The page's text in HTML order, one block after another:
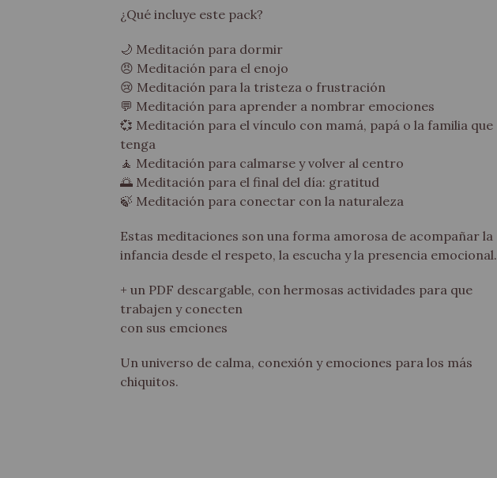
¿Qué incluye este pack?
🌙 Meditación para dormir
😠 Meditación para el enojo
😢 Meditación para la tristeza o frustración
💬 Meditación para aprender a nombrar emociones
💞 Meditación para el vínculo con mamá, papá o la familia que
tenga
🧘 Meditación para calmarse y volver al centro
🌅 Meditación para el final del día: gratitud
🍃 Meditación para conectar con la naturaleza
Estas meditaciones son una forma amorosa de acompañar la
infancia desde el respeto, la escucha y la presencia emocional.
+ un PDF descargable, con hermosas actividades para que
trabajen y conecten
con sus emciones
Un universo de calma, conexión y emociones para los más
chiquitos.